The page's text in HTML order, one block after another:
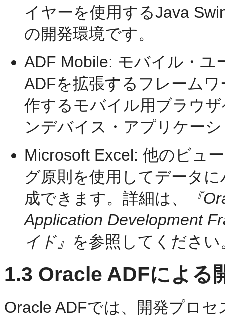
イヤーを使用するJava
の開発環境です。
ADF Mobile: モバイル・ユ
ADFを拡張するフレーム
作するモバイル用ブラウ
ンデバイス・アプリケー
Microsoft Excel: 他のビュ
グ原則を使用してデータ
成できます。詳細は、
『
Application Development
イド』 を参照してください
1.3 Oracle ADFによる
Oracle ADFでは、開発プロ